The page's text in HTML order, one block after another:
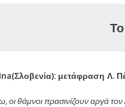
μετάφραση Λ.
οι θάμνοι πρασινίζουν αργά